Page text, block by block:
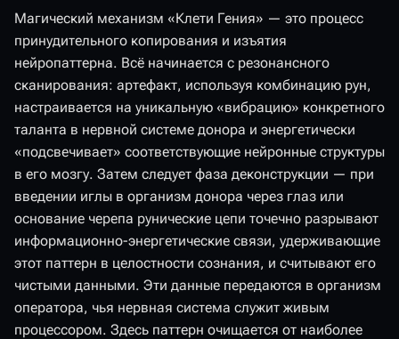
Магический механизм «Клети Гения» — это процесс
принудительного копирования и изъятия
нейропаттерна. Всё начинается с резонансного
сканирования: артефакт, используя комбинацию рун,
настраивается на уникальную «вибрацию» конкретного
таланта в нервной системе донора и энергетически
«подсвечивает» соответствующие нейронные структуры
в его мозгу. Затем следует фаза деконструкции — при
введении иглы в организм донора через глаз или
основание черепа рунические цепи точечно разрывают
информационно-энергетические связи, удерживающие
этот паттерн в целостности сознания, и считывают его
чистыми данными. Эти данные передаются в организм
оператора, чья нервная система служит живым
процессором. Здесь паттерн очищается от наиболее